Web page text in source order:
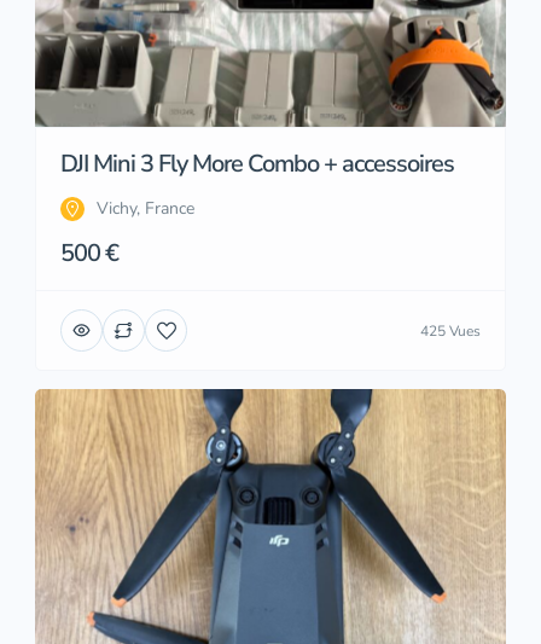
DJI Mini 3 Fly More Combo + accessoires
Vichy, France
500 €
425 Vues